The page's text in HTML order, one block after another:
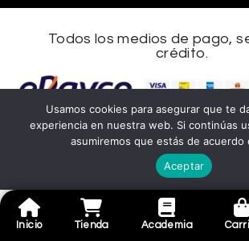
Todos los medios de pago,
crédito.
Inicio Tienda Academia
Usamos cookies para asegurar que te
experiencia en nuestra web. Si continúas
asumiremos que estás de acuerdo
Aceptar